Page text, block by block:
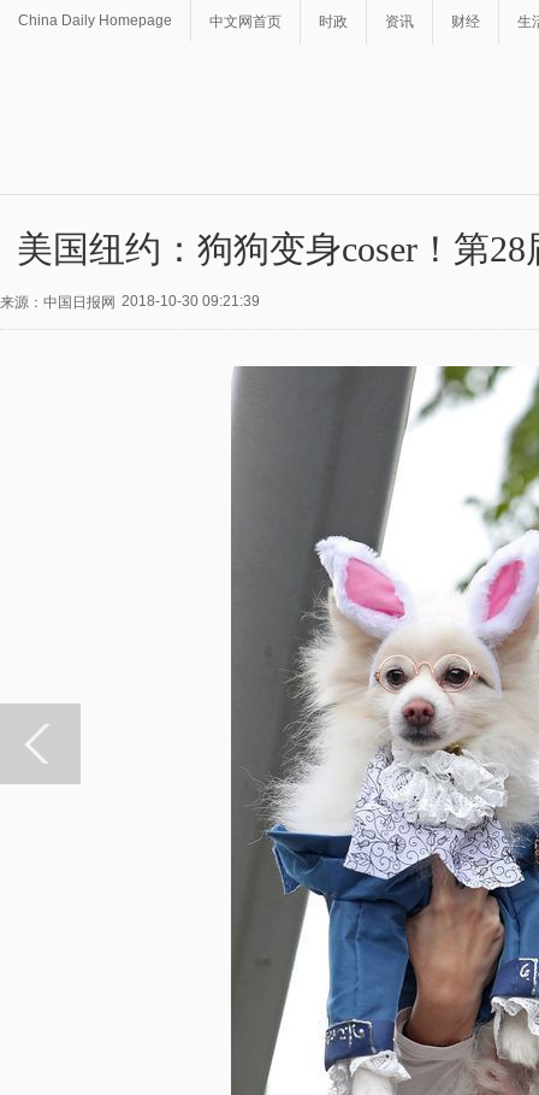
China Daily Homepage 中文网首页 时政 资讯 财经 生
美国纽约：狗狗变身coser！第
来源：中国日报网 2018-10-30 09:21:39